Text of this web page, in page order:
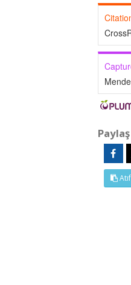
Paylaş